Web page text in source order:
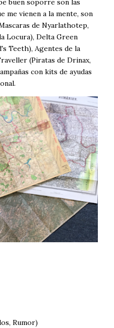
buen soporre son las
me vienen a la mente, son
de Nyarlathotep,
Locura), Delta Green
Teeth), Agentes de la
(Piratas de Drinax,
con kits de ayudas
Rumor)